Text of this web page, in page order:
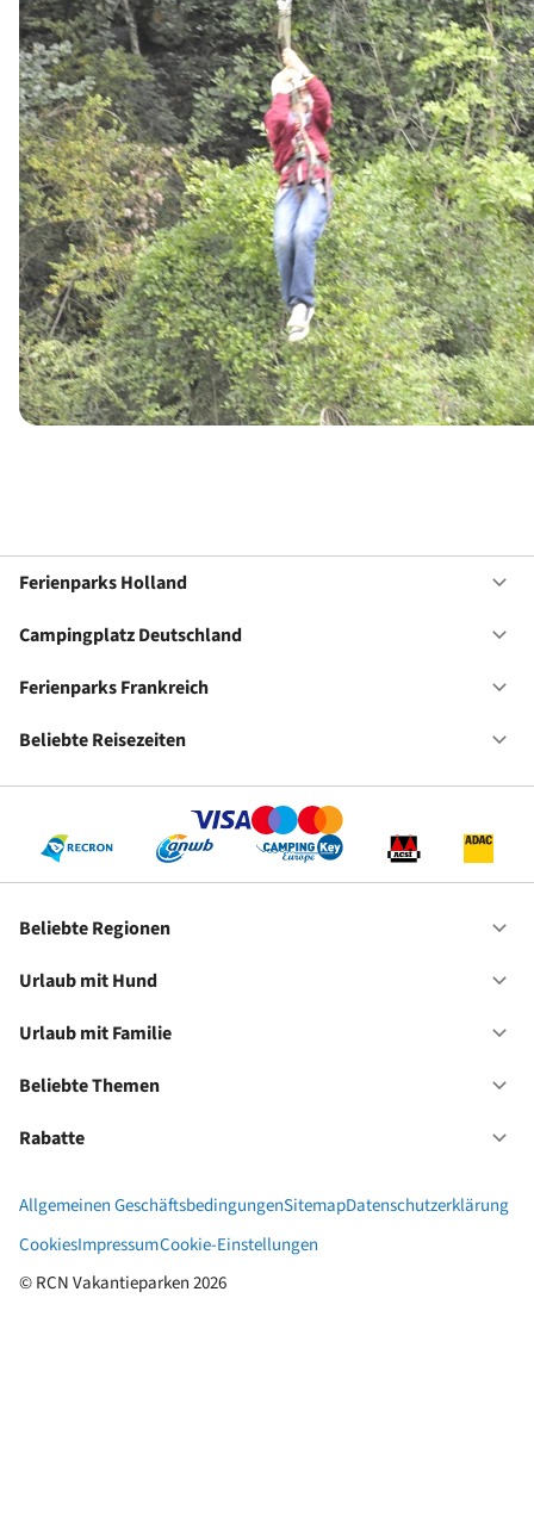
Ferienparks Holland
Campingplatz Deutschland
Ferienparks Frankreich
Beliebte Reisezeiten
Beliebte Regionen
Urlaub mit Hund
Urlaub mit Familie
Beliebte Themen
Rabatte
© RCN Vakantieparken 2026
Allgemeinen GeschäftsbedingungenSitemapDatenschutzerklärung
CookiesImpressumCookie-Einstellungen